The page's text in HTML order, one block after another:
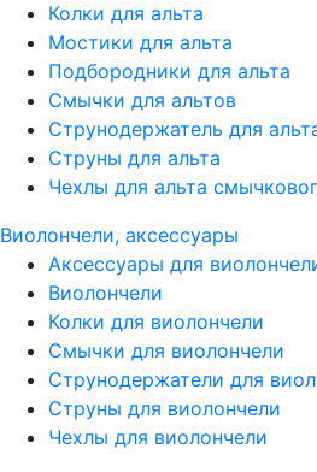
Колки для альта
Мостики для альта
Подбородники для альта
Смычки для альтов
Струнодержатель для
Струны для альта
Чехлы для альта
Виолончели, аксессуары
Аксессуары для
Виолончели
Колки для виолончели
Смычки для виолончели
Струнодержатели для
Струны для виолончели
Чехлы для виолончели